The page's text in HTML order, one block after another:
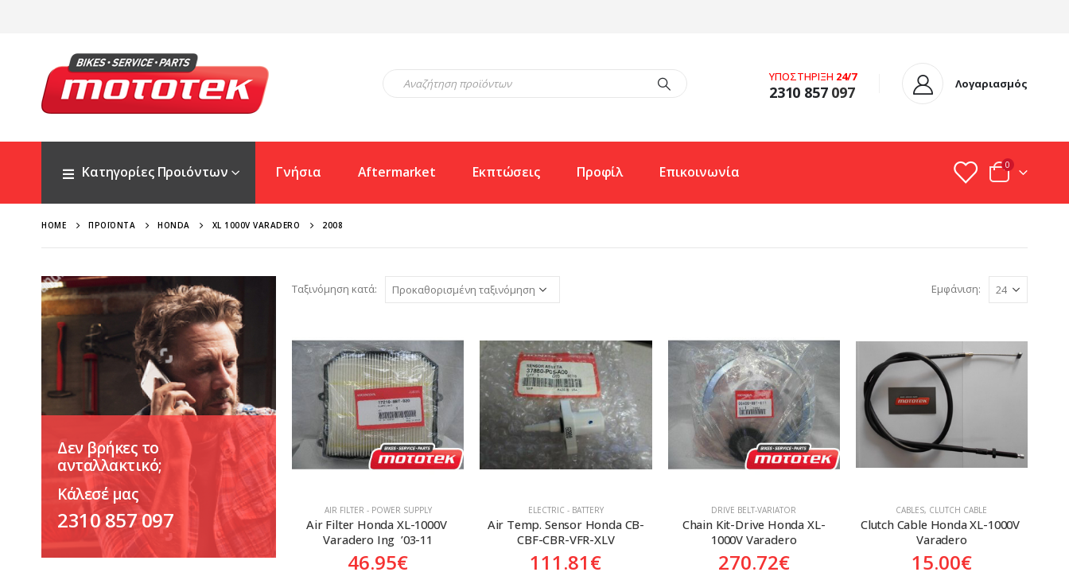
ΥΠΟΣΤΗΡΙΞΗ 24/7
2310 857097 Λογαριασμός
Κατηγορίες Προιόντων Γνήσια Aftermarket Εκπτώσεις Προφίλ Επικοινωνία 0
HOME ΠΡΟΪΌΝΤΑ HONDA XL 1000V VARADERO 2008
Ταξινόμηση κατά: Εμφάνιση:
AIR FILTER - POWER SUPPLY
Air Filter Honda XL-1000V
Varadero Ing  ’03-11
46.95€
ELECTRIC - BATTERY
Air Temp. Sensor Honda CB-
CBF-CBR-VFR-XLV
111.81€
DRIVE BELT-VARIATOR
Chain Kit-Drive Honda XL-
1000V Varadero
270.72€
CABLES, CLUTCH CABLE
Clutch Cable Honda XL-1000V
Varadero
15.00€
Δεν βρήκες το
ανταλλακτικό;
Κάλεσέ μας
2310 857 097